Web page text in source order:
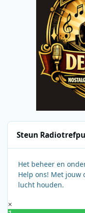
Steun
Het beheer en
Help ons! Met jouw
lucht houden.